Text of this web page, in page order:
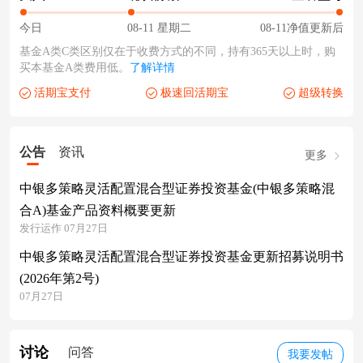
今日 08-11 星期二
08-11净值更新后
基金A类C类区别仅在于收费方式的不同，持有365天以上时，购
买本基金A类费用低。 了解详情
活期宝支付 极速回活期宝 超级转换
公告 资讯 更多
中银多策略灵活配置混合型证券投资基金(中银多策略混
合A)基金产品资料概要更新
发行运作 07月27日
中银多策略灵活配置混合型证券投资基金更新招募说明书
(2026年第2号)
07月27日
我要发帖
讨论 问答